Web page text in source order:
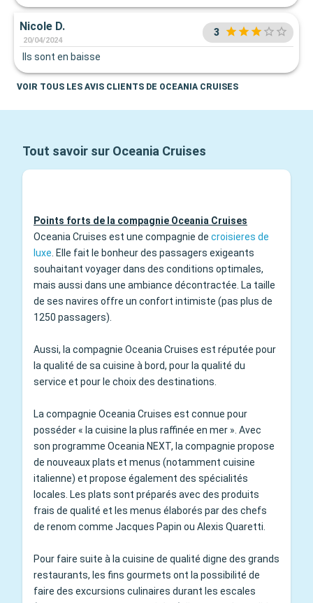
Nicole D.
20/04/2024
3
Ils sont en baisse
VOIR TOUS LES AVIS CLIENTS DE OCEANIA CRUISES
Tout savoir sur Oceania Cruises
Points forts de la compagnie Oceania Cruises
Oceania Cruises est une compagnie de croisieres de
luxe. Elle fait le bonheur des passagers exigeants
souhaitant voyager dans des conditions optimales,
mais aussi dans une ambiance décontractée. La taille
de ses navires offre un confort intimiste (pas plus de
1250 passagers).
Aussi, la compagnie Oceania Cruises est réputée pour
la qualité de sa cuisine à bord, pour la qualité du
service et pour le choix des destinations.
La compagnie Oceania Cruises est connue pour
posséder « la cuisine la plus raffinée en mer ». Avec
son programme Oceania NEXT, la compagnie propose
de nouveaux plats et menus (notamment cuisine
italienne) et propose également des spécialités
locales. Les plats sont préparés avec des produits
frais de qualité et les menus élaborés par des chefs
de renom comme Jacques Papin ou Alexis Quaretti.
Pour faire suite à la cuisine de qualité digne des grands
restaurants, les fins gourmets ont la possibilité de
faire des excursions culinaires durant les escales